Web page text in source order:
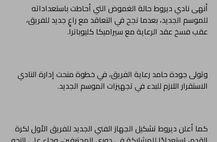
أنهى نادي ديروط حالة الغموض التي أحاطت باستعداداته
للموسم الجديد، بعدما نجح في التعاقد مع راعٍ جديد للفريق،
عقب فسخ عقد الرعاية مع سيراميكا كليوباترا.
وتولى جودة حامد رعاية الفريق، في خطوة منحت إدارة النادي
الاستقرار اللازم للبدء في تجهيزات الموسم الجديد.
كما أعلن ديروط تشكيل الجهاز الفني الجديد للفريق الأول لكرة